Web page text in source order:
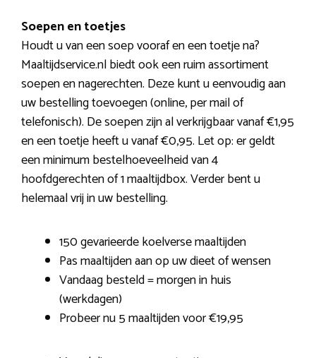
Soepen en toetjes
Houdt u van een soep vooraf en een toetje na?
Maaltijdservice.nl biedt ook een ruim assortiment
soepen en nagerechten. Deze kunt u eenvoudig aan
uw bestelling toevoegen (online, per mail of
telefonisch). De soepen zijn al verkrijgbaar vanaf €1,95
en een toetje heeft u vanaf €0,95. Let op: er geldt
een minimum bestelhoeveelheid van 4
hoofdgerechten of 1 maaltijdbox. Verder bent u
helemaal vrij in uw bestelling.
150 gevarieerde koelverse maaltijden
Pas maaltijden aan op uw dieet of wensen
Vandaag besteld = morgen in huis
(werkdagen)
Probeer nu 5 maaltijden voor €19,95